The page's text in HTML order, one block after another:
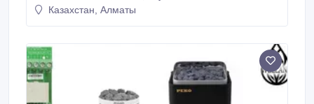
другое. Вам достаточно позвонить по номеру
все ваши вопросы.
Казахстан, Алматы